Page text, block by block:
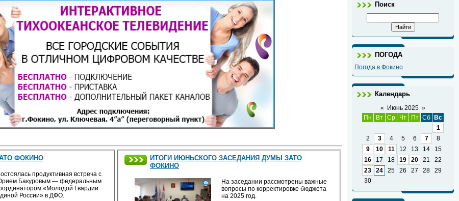
ФОКИНО
продуктивная встреча с
Бакуровым — федеральным
«Молодой Гвардии
России» в ДФО.
ИТОГИ ИЮНЬСКОГО ЗАСЕДАНИЯ ДУМЫ ЗАТО
ФОКИНО
На заседании рассмотрены важные
вопросы по корректировке бюджета
на 2025 год.
Поиск
ПОГОДА
Погода в Фокино
Календарь
« Июнь 2025 »
Пн
Вт Ср Чт Пт Сб
Вс
1
2
3 4 5 6 7
8
9
10 11 12 13 14
15
16
17 18 19 20 21
22
23
24 25 26 27 28
29
30